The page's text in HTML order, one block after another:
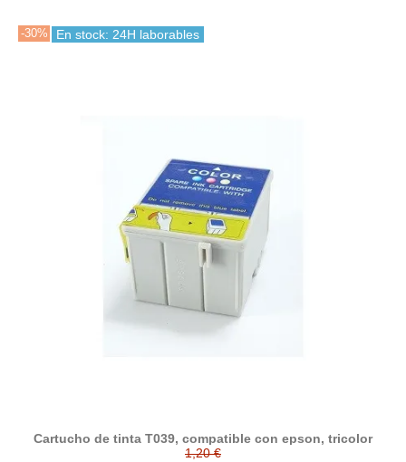
-30% En stock: 24H laborables
Cartucho de tinta T039, compatible con epson, tricolor
1,20 €